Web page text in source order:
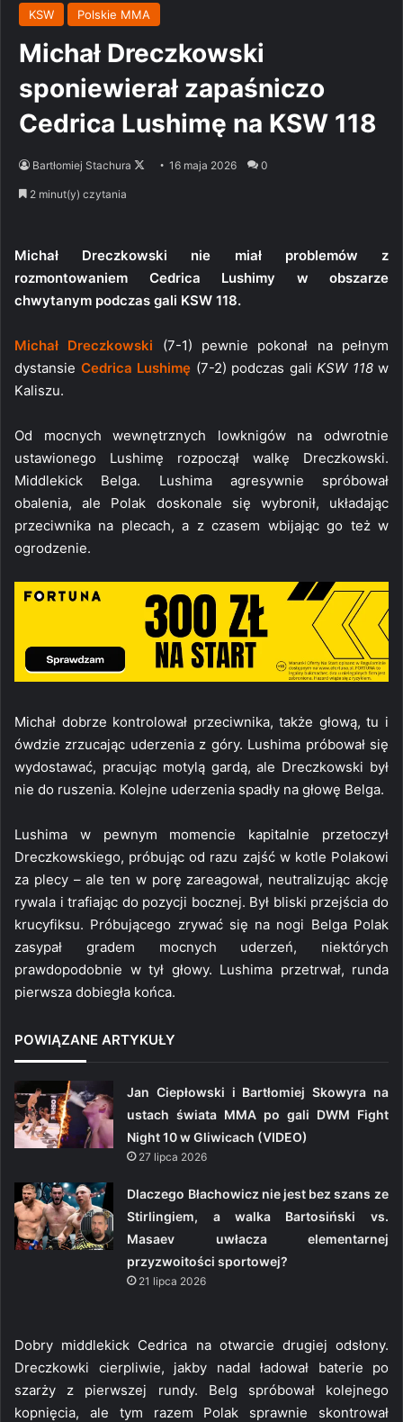
KSW Polskie MMA
Michał Dreczkowski
sponiewierał zapaśniczo
Cedrica Lushimę na KSW 118
Bartłomiej Stachura
Follow16 maja 2026 0
2 minut(y) czytania
Michał Dreczkowski nie miał problemów z
rozmontowaniem Cedrica Lushimy w obszarze
chwytanym podczas gali KSW 118.
Michał Dreczkowski (7-1) pewnie pokonał na pełnym
dystansie Cedrica Lushimę (7-2) podczas gali KSW 118w
Kaliszu.
Od mocnych wewnętrznych lowknigów na odwrotnie
ustawionego Lushimę rozpoczął walkę Dreczkowski.
Middlekick Belga. Lushima agresywnie spróbował
obalenia, ale Polak doskonale się wybronił, układając
przeciwnika na plecach, a z czasem wbijając go też w
ogrodzenie.
Michał dobrze kontrolował przeciwnika, także głową, tu i
ówdzie zrzucając uderzenia z góry. Lushima próbował się
wydostawać, pracując motylą gardą, ale Dreczkowski był
nie do ruszenia. Kolejne uderzenia spadły na głowę Belga.
Lushima w pewnym momencie kapitalnie przetoczył
Dreczkowskiego, próbując od razu zajść w kotle Polakowi
za plecy – ale ten w porę zareagował, neutralizując akcję
rywala i trafiając do pozycji bocznej. Był bliski przejścia do
krucyfiksu. Próbującego zrywać się na nogi Belga Polak
zasypał gradem mocnych uderzeń, niektórych
prawdopodobnie w tył głowy. Lushima przetrwał, runda
pierwsza dobiegła końca.
POWIĄZANE ARTYKUŁY
Jan Ciepłowski i Bartłomiej Skowyra na
ustach świata MMA po gali DWM Fight
Night 10 w Gliwicach (VIDEO)
27 lipca 2026
Dlaczego Błachowicz nie jest bez szans ze
Stirlingiem, a walka Bartosiński vs.
Masaev uwłacza elementarnej
przyzwoitości sportowej?
21 lipca 2026
Dobry middlekick Cedrica na otwarcie drugiej odsłony.
Dreczkowki cierpliwie, jakby nadal ładował baterie po
szarży z pierwszej rundy. Belg spróbował kolejnego
kopnięcia, ale tym razem Polak sprawnie skontrował